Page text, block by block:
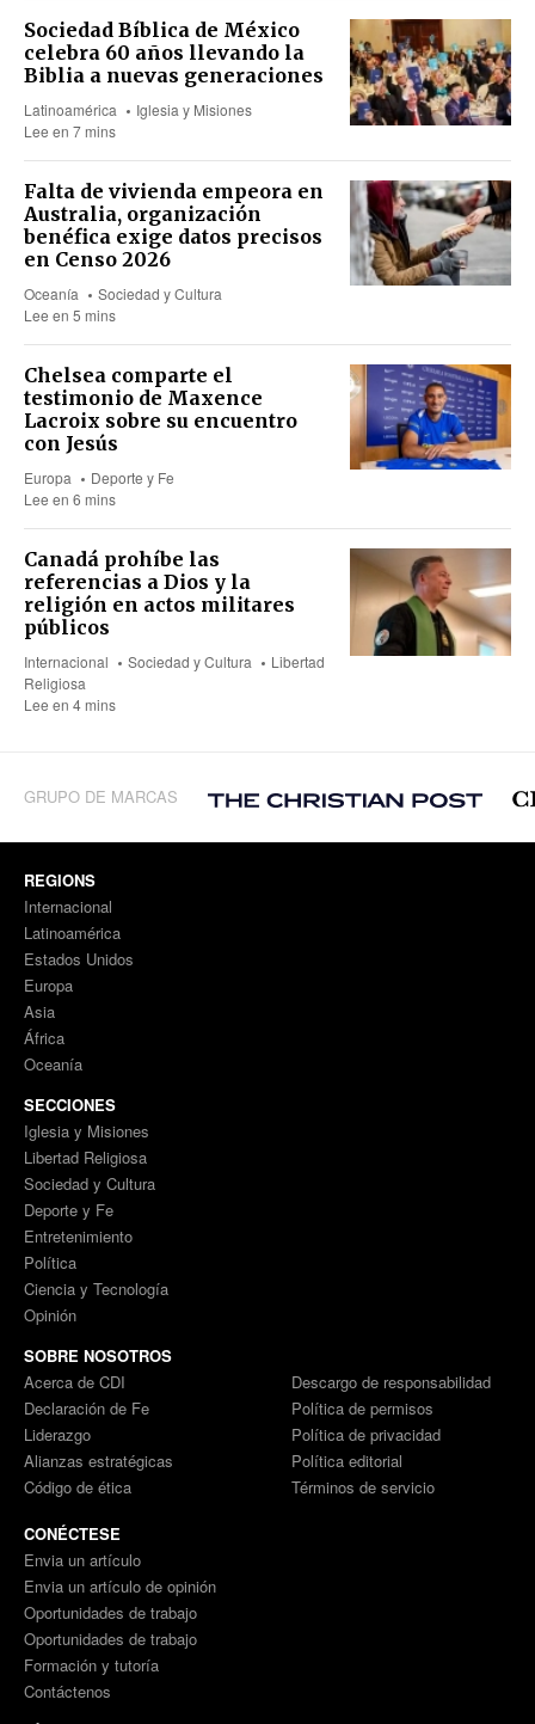
Sociedad Bíblica de México
celebra 60 años llevando la
Biblia a nuevas generaciones
Latinoamérica
Iglesia y Misiones
Lee en 7 mins
Falta de vivienda empeora en
Australia, organización
benéfica exige datos precisos
en Censo 2026
Oceanía
Sociedad y Cultura
Lee en 5 mins
Chelsea comparte el
testimonio de Maxence
Lacroix sobre su encuentro
con Jesús
Europa
Deporte y Fe
Lee en 6 mins
Canadá prohíbe las
referencias a Dios y la
religión en actos militares
públicos
Internacional Sociedad y Cultura
Libertad
Religiosa
Lee en 4 mins
GRUPO DE MARCAS
REGIONS
Internacional
Latinoamérica
Estados Unidos
Europa
Asia
África
Oceanía
SECCIONES
Iglesia y Misiones
Libertad Religiosa
Sociedad y Cultura
Deporte y Fe
Entretenimiento
Política
Ciencia y Tecnología
Opinión
SOBRE NOSOTROS
Acerca de CDI
Declaración de Fe
Liderazgo
Alianzas estratégicas
Código de ética
Descargo de responsabilidad
Política de permisos
Política de privacidad
Política editorial
Términos de servicio
CONÉCTESE
Envia un artículo
Envia un artículo de opinión
Oportunidades de trabajo
Oportunidades de trabajo
Formación y tutoría
Contáctenos